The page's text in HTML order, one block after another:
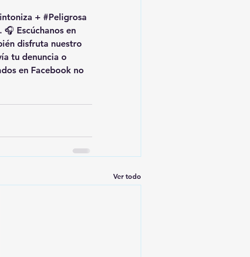
+ #Peligrosa
. 🎧 Escúchanos en
disfruta nuestro
tu denuncia o
en Facebook no
Ver todo